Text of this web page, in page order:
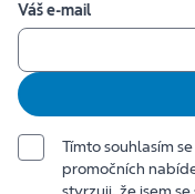
Váš e-mail
Tímto souhlasím
promočních